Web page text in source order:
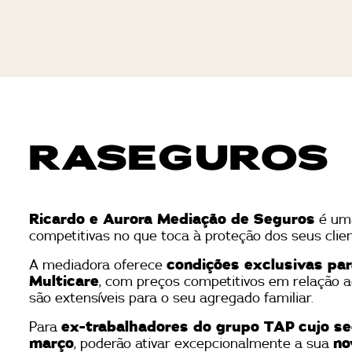
RASEGUROS
Ricardo e Aurora Mediação de Seguros é
competitivas no que toca à proteção dos seus
A mediadora oferece condições exclusivas
Multicare, com preços competitivos em relação
são extensíveis para o seu agregado familiar.
Para ex-trabalhadores do grupo TAP cujo
março, poderão ativar excepcionalmente a sua